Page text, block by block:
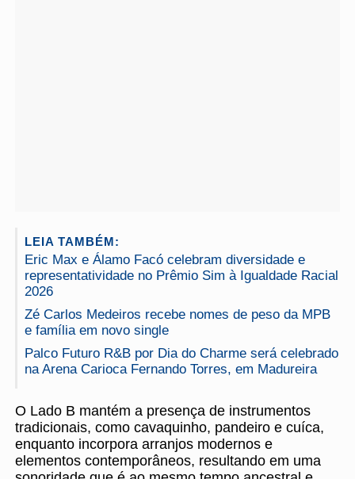
LEIA TAMBÉM:
Eric Max e Álamo Facó celebram diversidade e
representatividade no Prêmio Sim à Igualdade Racial
2026
Zé Carlos Medeiros recebe nomes de peso da MPB
e família em novo single
Palco Futuro R&B por Dia do Charme será celebrado
na Arena Carioca Fernando Torres, em Madureira
O Lado B mantém a presença de instrumentos
tradicionais, como cavaquinho, pandeiro e cuíca,
enquanto incorpora arranjos modernos e
elementos contemporâneos, resultando em uma